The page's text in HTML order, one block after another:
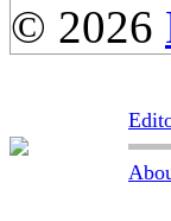
© 2026